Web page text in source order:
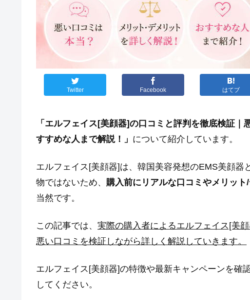
Twitter Facebook はてブ
「エルフェイス[美顔器]の口コミと評判を徹底検証
すすめな人まで解説！」 について紹介しています。
エルフェイス[美顔器]は、韓国美容発想のEMS美顔器
物ではないため、 購入前にリアルな口コミやメリッ
当然です。
この記事では、 実際の購入者によるエルフェイス[美
悪い口コミを検証しながら詳しく解説していきます。
エルフェイス[美顔器]の特徴や最新キャンペーンを確
してください。